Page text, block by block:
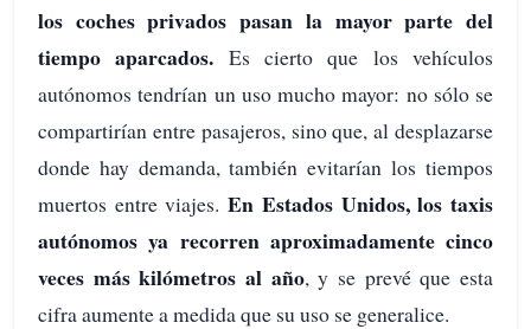
los coches privados pasan la mayor parte del
tiempo aparcados. Es cierto que los vehículos
autónomos tendrían un uso mucho mayor: no sólo se
compartirían entre pasajeros, sino que, al desplazarse
donde hay demanda, también evitarían los tiempos
muertos entre viajes.En Estados Unidos, los taxis
autónomos ya recorren aproximadamente cinco
veces más kilómetros al año, y se prevé que esta
cifra aumente a medida que su uso se generalice.